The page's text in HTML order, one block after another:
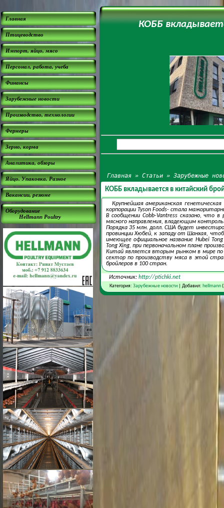
Главная
Птицеводство
Импорт, яйцо, мясо
Персонал, работа, учеба
Финансы
Зарубежные новости
Производство, технологии
Фермеры
Зерно, корма
Аналитика, обзоры
Яйцо. Упаковка. Разное
Вакансии, резюме
Оборудование
Hellmann Poultry
КОББ
Главная »Статьи »Зарубежные
КОББ вкладывается в китайский
Крупнейшая американская
корпорации Tyson Foods- стала
В сообщении Cobb-Vantress сказано, что
мясного направления, владеющим
Порядка 35 млн. долл. США будет
провинции Хюбей, к западу от Шанхая,
имеющее официальное название Hubei
Tong Xing, при первоначальном плане
Китай является вторым рынком в мире по
сектор по производству мяса в этой
бройлеров в 100 стран.
Источник: http://ptichki.net
Категория: Зарубежные новости| Добавил: hellmann